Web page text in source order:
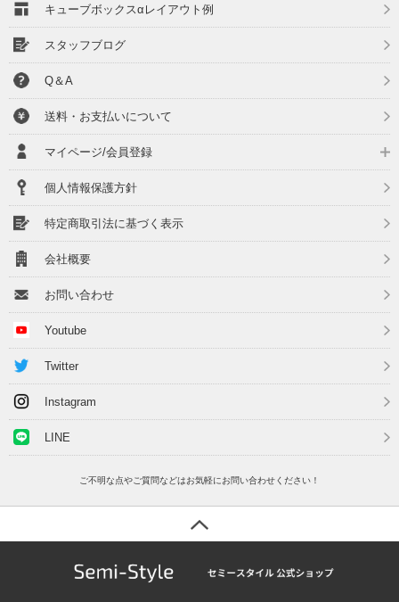
キューブボックスαレイアウト例
スタッフブログ
Q＆A
送料・お支払いについて
マイページ/会員登録
個人情報保護方針
特定商取引法に基づく表示
会社概要
お問い合わせ
Youtube
Twitter
Instagram
LINE
ご不明な点やご質問などはお気軽にお問い合わせください！